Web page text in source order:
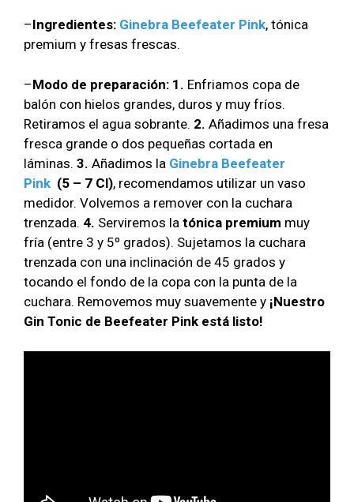
–Ingredientes: Ginebra Beefeater Pink, tónica
premium y fresas frescas.
–Modo de preparación: 1. Enfriamos copa de
balón con hielos grandes, duros y muy fríos.
Retiramos el agua sobrante. 2. Añadimos una fresa
fresca grande o dos pequeñas cortada en
láminas. 3. Añadimos la Ginebra Beefeater
Pink (5 – 7 Cl), recomendamos utilizar un vaso
medidor. Volvemos a remover con la cuchara
trenzada. 4. Serviremos la tónica premium muy
fría (entre 3 y 5º grados). Sujetamos la cuchara
trenzada con una inclinación de 45 grados y
tocando el fondo de la copa con la punta de la
cuchara. Removemos muy suavemente y ¡Nuestro
Gin Tonic de Beefeater Pink está listo!